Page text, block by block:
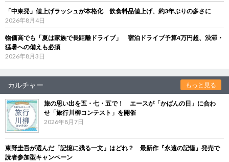
「中東発」値上げラッシュが本格化 飲食料品値上げ、約3年ぶりの多さに
2026年8月4日
物価高でも「夏は家族で長距離ドライブ」 宿泊ドライブ予算4万円超、渋滞・
猛暑への備えも必須
2026年8月3日
カルチャー もっと見る
旅の思い出を五・七・五で！ エースが「かばんの日」に合わ
せ「旅行川柳コンテスト」を開催
2026年8月7日
東野圭吾が選んだ「記憶に残る一文」はどれ？ 最新作『永遠の記憶』発売で
読者参加型キャンペーン